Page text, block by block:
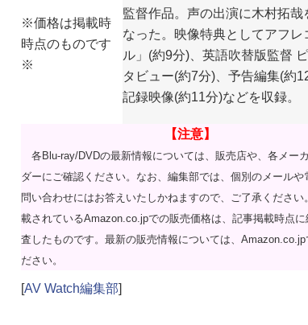
※価格は掲載時
時点のものです
※
監督作品。声の出演に木村拓哉
なった。映像特典としてアフレ
ル」(約9分)、英語吹替版監督
タビュー(約7分)、予告編集(約
記録映像(約11分)などを収録。
【注意】
各Blu-ray/DVDの最新情報については、販売店や、各メー
ダーにご確認ください。なお、編集部では、個別のメールや
問い合わせにはお答えいたしかねますので、ご了承ください
載されているAmazon.co.jpでの販売価格は、記事掲載時点に
査したものです。最新の販売情報については、Amazon.co.jp
ださい。
[AV Watch編集部]